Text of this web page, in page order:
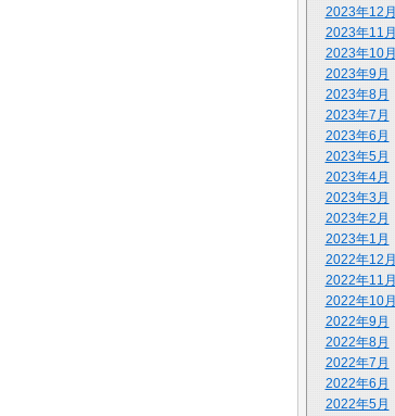
2023年12月
2023年11月
2023年10月
2023年9月
2023年8月
2023年7月
2023年6月
2023年5月
2023年4月
2023年3月
2023年2月
2023年1月
2022年12月
2022年11月
2022年10月
2022年9月
2022年8月
2022年7月
2022年6月
2022年5月